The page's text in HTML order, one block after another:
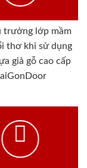
trưởng lớp mầm
thơ khi sử dụng
giả gỗ cao cấp